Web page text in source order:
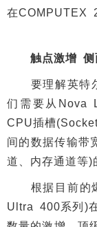
在COMPUTEX
触点激增 侧面
要理解英特尔
们需要从Nova
CPU插槽
间的数据传输带
道、内存通道等)
根据目前的爆
Ultra 400系列)